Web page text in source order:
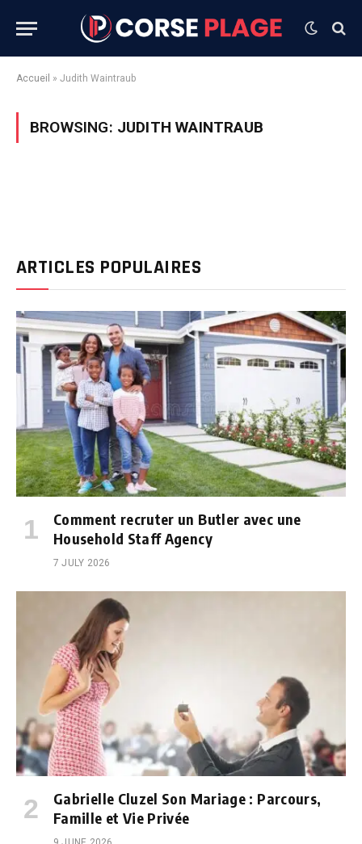
Accueil » Judith Waintraub
BROWSING: JUDITH WAINTRAUB
ARTICLES POPULAIRES
Comment recruter un Butler avec une
Household Staff Agency
7 JULY 2026
Gabrielle Cluzel Son Mariage : Parcours,
Famille et Vie Privée